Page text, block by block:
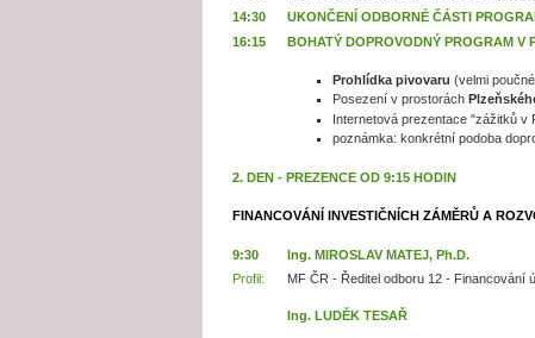
14:30
UKONČENÍ ODBORNÉ ČÁSTI
16:15
BOHATÝ DOPROVODNÝ PROGRAM V
Prohlídka pivovaru(velmi
Posezení v prostorách
Internetová prezentace "zážitků v
poznámka: konkrétní podoba
2. DEN - PREZENCE OD 9:15 HODIN
FINANCOVÁNÍ INVESTIČNÍCH ZÁMĚRŮ A
9:30
Ing. MIROSLAV MATEJ, Ph.D.
Profil:
MF ČR - Ředitel odboru 12 -
Ing. LUDĚK TESAŘ